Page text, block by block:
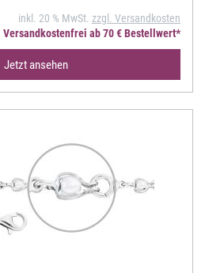
inkl. 20 % MwSt. zzgl. Versandkosten
Versandkostenfrei ab 70 € Bestellwert*
Jetzt ansehen